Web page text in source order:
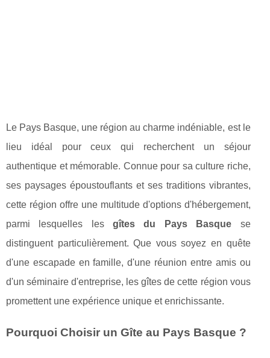
Le Pays Basque, une région au charme indéniable, est le
lieu idéal pour ceux qui recherchent un séjour
authentique et mémorable. Connue pour sa culture riche,
ses paysages époustouflants et ses traditions vibrantes,
cette région offre une multitude d'options d'hébergement,
parmi lesquelles lesgîtes du Pays Basque se
distinguent particulièrement. Que vous soyez en quête
d'une escapade en famille, d'une réunion entre amis ou
d'un séminaire d'entreprise, les gîtes de cette région vous
promettent une expérience unique et enrichissante.
Pourquoi Choisir un Gîte au Pays Basque ?